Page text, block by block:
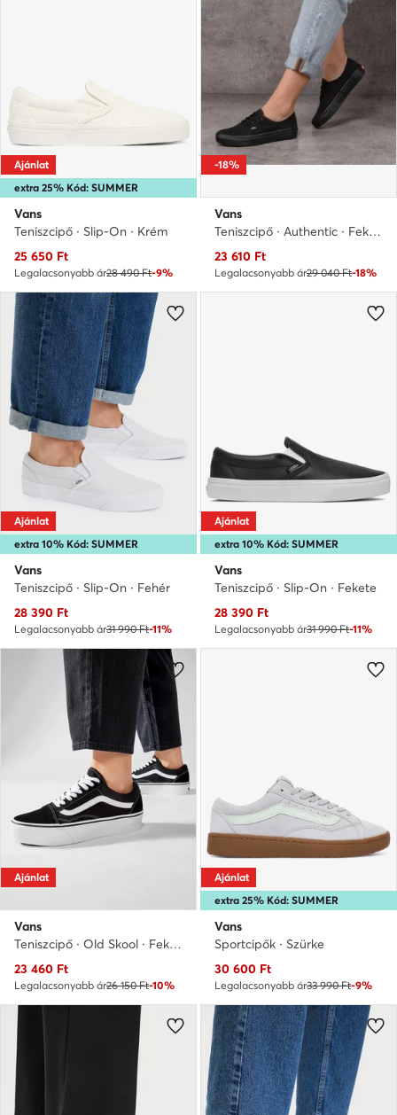
extra 25% Kód: SUMMER
Ajánlat
Vans
Teniszcipő · Slip-On · Krém
Aktuális ár
25 650 Ft
Legalacsonyabb ár28 490 Ft-9%
-18%
Vans
Teniszcipő · Authentic · Fekete
Aktuális ár
23 610 Ft
Legalacsonyabb ár29 040 Ft-18%
extra 10% Kód: SUMMER
Ajánlat
Vans
Teniszcipő · Slip-On · Fehér
Aktuális ár
28 390 Ft
Legalacsonyabb ár31 990 Ft-11%
extra 10% Kód: SUMMER
Ajánlat
Vans
Teniszcipő · Slip-On · Fekete
Aktuális ár
28 390 Ft
Legalacsonyabb ár31 990 Ft-11%
Ajánlat
Vans
Teniszcipő · Old Skool · Fekete
Aktuális ár
23 460 Ft
Legalacsonyabb ár26 150 Ft-10%
extra 25% Kód: SUMMER
Ajánlat
Vans
Sportcipők · Szürke
Aktuális ár
30 600 Ft
Legalacsonyabb ár33 990 Ft-9%